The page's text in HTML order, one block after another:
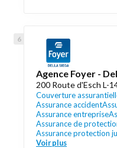
Agence Foyer -
200 Route d'Esch L-
Couverture
Assurance accident
Assurance entreprise
Assurance de
Assurance protection
Voir plus